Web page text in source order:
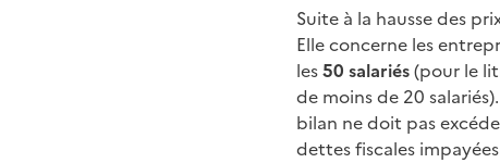
Suite à la hausse des
Elle concerne les
les50 salariés(pour le
de moins de 20
bilan ne doit pas
dettes fiscales